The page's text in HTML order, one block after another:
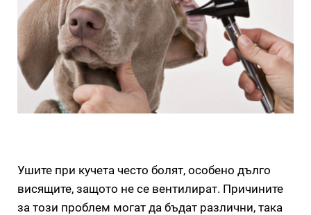
Ушите при кучета често болят, особено дълго
висящите, защото не се вентилират. Причините
за този проблем могат да бъдат различни, така